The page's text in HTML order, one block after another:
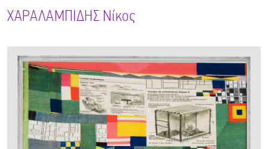
ΧΑΡΑΛΑΜΠΙΔΗΣ Νίκος